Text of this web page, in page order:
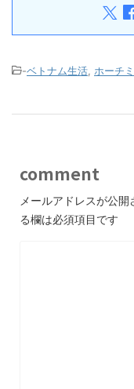
-ベトナム生活, ホーチ
comment
メールアドレスが公開
る欄は必須項目です